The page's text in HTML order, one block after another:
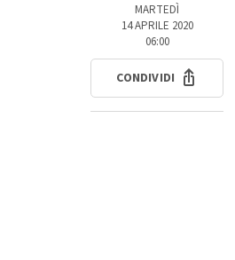
MARTEDÌ
14 APRILE 2020
06:00
CONDIVIDI